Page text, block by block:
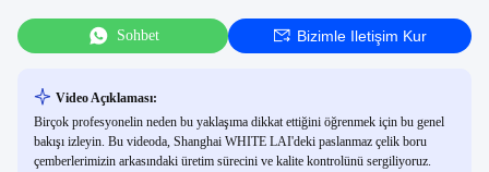
Sohbet Bizimle Iletişim Kur
Video Açıklaması:
Birçok profesyonelin neden bu yaklaşıma dikkat ettiğini öğrenmek için bu genel
bakışı izleyin. Bu videoda, Shanghai WHITE LAI'deki paslanmaz çelik boru
çemberlerimizin arkasındaki üretim sürecini ve kalite kontrolünü sergiliyoruz.